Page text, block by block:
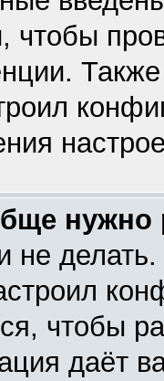
чтобы
нужно
не делать.
чтобы
даёт